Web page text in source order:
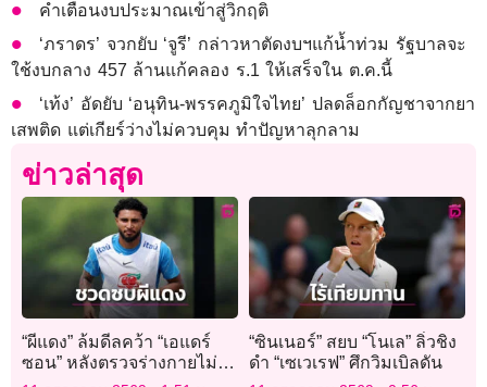
คำเตือนงบประมาณเข้าสู่วิกฤติ
‘ภราดร’ จวกยับ​ ‘จูรี​’ ​กล่าวหาตัดงบฯแก้น้ำท่วม​ รัฐบาลจะ
ใช้งบกลาง​ 457 ล้าน​แก้คลอง ร.1 ให้เสร็จใน ต.ค.นี้
‘เท้ง’ อัดยับ ‘อนุทิน-พรรคภูมิใจไทย’ ปลดล็อกกัญชาจากยา
เสพติด แต่เกียร์ว่างไม่ควบคุม ทำปัญหาลุกลาม
ข่าวล่าสุด
“ผีแดง” ล้มดีลคว้า “เอแดร์
ซอน” หลังตรวจร่างกายไม่
ผ่าน
“ซินเนอร์” สยบ “โนเล” ลิ่วชิง
ดำ “เซเวเรฟ” ศึกวิมเบิลดัน